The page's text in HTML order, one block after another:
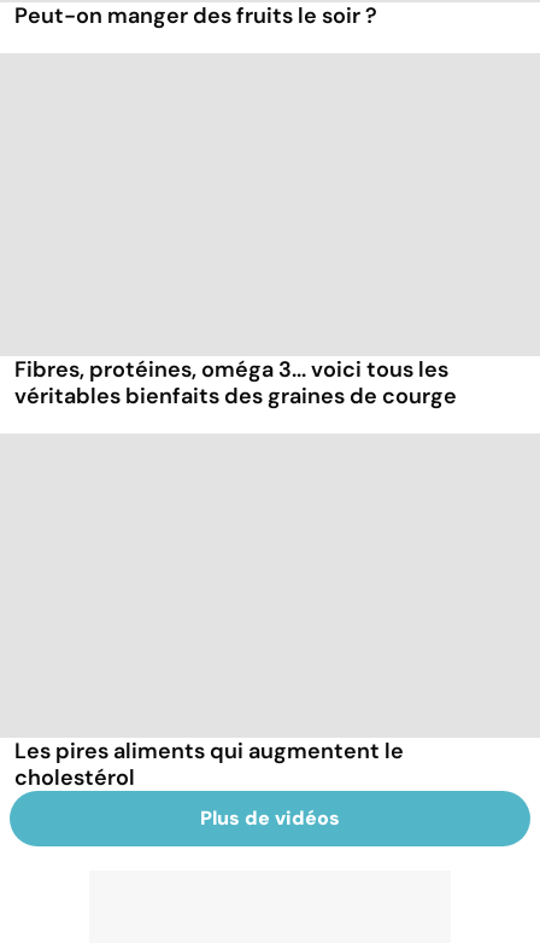
Peut-on manger des fruits le soir ?
Fibres, protéines, oméga 3... voici tous les
véritables bienfaits des graines de courge
Les pires aliments qui augmentent le
cholestérol
Plus de vidéos